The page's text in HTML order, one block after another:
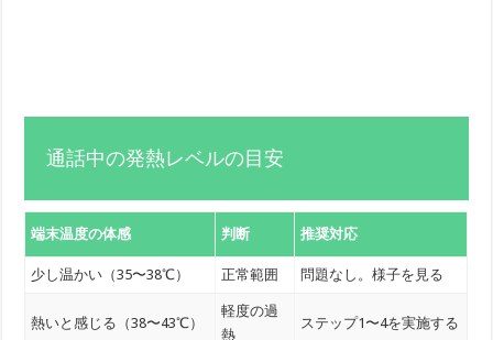
通話中の発熱レベルの目安
端末温度の体感 判断 推奨対応
少し温かい（35〜38℃） 正常範囲 問題なし。様子を見る
熱いと感じる（38〜43℃）
軽度の過
熱
ステップ1〜4を実施する